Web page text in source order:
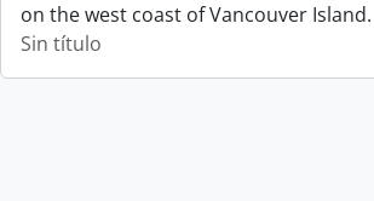
on the west coast of Vancouver Island.
Sin título